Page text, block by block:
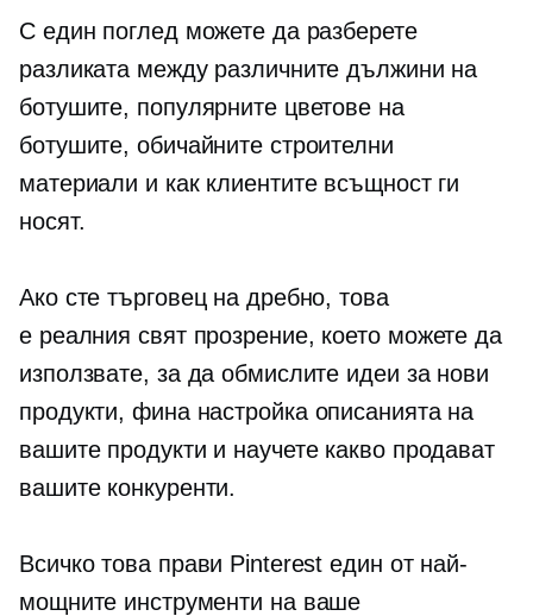
С един поглед можете да разберете
разликата между различните дължини на
ботушите, популярните цветове на
ботушите, обичайните строителни
материали и как клиентите всъщност ги
носят.
Ако сте търговец на дребно, това
е реалния святпрозрение, което можете да
използвате, за да обмислите идеи за нови
продукти,фина настройкаописанията на
вашите продукти и научете какво продават
вашите конкуренти.
Всичко това прави Pinterest един от най-
мощните инструменти на ваше